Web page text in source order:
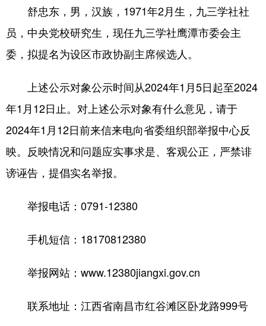
访谈 视频 图片 政务
法律 中央文件 金融 汽车
食品 人居 信息化
学术中国 乡村振兴 银龄 溯源中国
城市 旅游 能源 会展
彩票 娱乐 时尚 悦读
公益 一带一路 亚太网 上市公司
文化产业
辽宁 吉林 上海
浙江 安徽 福建 江西
舒忠东，男，汉族，1971年2月生，九三学社社
员，中央党校研究生，现任九三学社鹰潭市委会主
委，拟提名为设区市政协副主席候选人。
上述公示对象公示时间从2024年1月5日起至2024
年1月12日止。对上述公示对象有什么意见，请于
2024年1月12日前来信来电向省委组织部举报中心反
映。反映情况和问题应实事求是、客观公正，严禁诽
谤诬告，提倡实名举报。
举报电话：0791-12380
手机短信：18170812380
举报网站：www.12380jiangxi.gov.cn
联系地址：江西省南昌市红谷滩区卧龙路999号